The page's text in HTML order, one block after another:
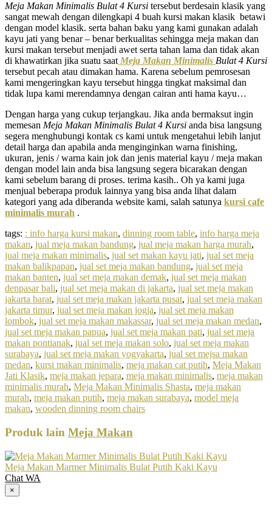
Meja Makan Minimalis Bulat 4 Kursi tersebut berdesain klasik yang
sangat mewah dengan dilengkapi 4 buah kursi makan klasik betawi
dengan model klasik. serta bahan baku yang kami gunakan adalah
kayu jati yang benar – benar berkualitas sehingga meja makan dan
kursi makan tersebut menjadi awet serta tahan lama dan tidak akan
di khawatirkan jika suatu saat Meja Makan Minimalis Bulat 4 Kursi
tersebut pecah atau dimakan hama. Karena sebelum pemrosesan
kami mengeringkan kayu tersebut hingga tingkat maksimal dan
tidak lupa kami merendamnya dengan cairan anti hama kayu…
Dengan harga yang cukup terjangkau. Jika anda bermaksut ingin
memesan Meja Makan Minimalis Bulat 4 Kursi anda bisa langsung
segera menghubungi kontak cs kami untuk mengetahui lebih lanjut
detail harga dan apabila anda menginginkan warna finishing,
ukuran, jenis / warna kain jok dan jenis material kayu / meja makan
dengan model lain anda bisa langsung segera bicarakan dengan
kami sebelum barang di proses. terima kasih.. Oh ya kami juga
menjual beberapa produk lainnya yang bisa anda lihat dalam
kategori yang ada diberanda website kami, salah satunya kursi cafe
minimalis murah .
tags: : info harga kursi makan, dinning room table, info harga meja
makan, jual meja makan bandung, jual meja makan harga murah,
jual meja makan minimalis, jual set makan kayu jati, jual set meja
makan balikpapan, jual set meja makan bandung, jual set meja
makan banten, jual set meja makan demak, jual set meja makan
denpasar bali, jual set meja makan di jakarta, jual set meja makan
jakarta barat, jual set meja makan jakarta pusat, jual set meja makan
jakarta timur, jual set meja makan jogja, jual set meja makan
lombok, jual set meja makan makassar, jual set meja makan medan,
jual set meja makan papua, jual set meja makan pati, jual set meja
makan pontianak, jual set meja makan solo, jual set meja makan
surabaya, jual set meja makan yogyakarta, jual set mejsa makan
medan, kursi makan minimalis, meja makan cat putih, Meja Makan
Jati Klasik, meja makan jepara, meja makan minimalis, meja makan
minimalis murah, Meja Makan Minimalis Shasta, meja makan
murah, meja makan putih, meja makan surabaya, model meja
makan, wooden dinning room chairs
Produk lain Meja Makan
Meja Makan Marmer Minimalis Bulat Putih Kaki Kayu
Chat WA
×